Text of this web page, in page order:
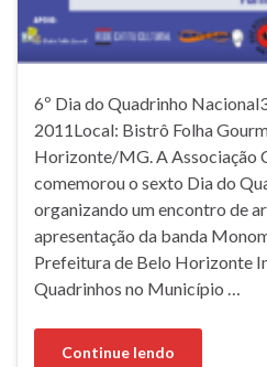
6º Dia do Quadrinho
2011Local: Bistrô Folha
Horizonte/MG. A Associação
comemorou o sexto Dia do
organizando um encontro de
apresentação da banda
Prefeitura de Belo Horizonte
Quadrinhos no Município …
Continue lendo